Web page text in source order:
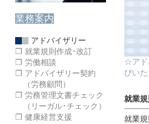
☆アド
びいた
就業
就業
業務案内
アドバイザリー
❐ 就業規則作成･改訂
❐ 労働相談
❐ アドバイザリー契約
（労務顧問）
❐ 労務管理文書チェック
（リーガル･チェック）
❐ 健康経営支援